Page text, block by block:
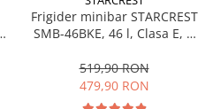
Frigider minibar STARCREST
SMB-46BKE, 46 l, Clasa E, H
519,90 RON
479,90 RON